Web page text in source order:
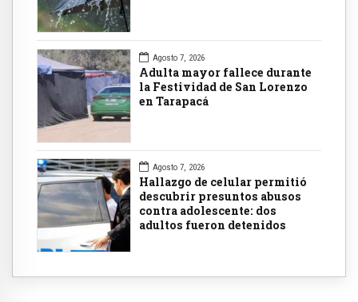
Agosto 7, 2026
Adulta mayor fallece durante
la Festividad de San Lorenzo
en Tarapacá
Agosto 7, 2026
Hallazgo de celular permitió
descubrir presuntos abusos
contra adolescente: dos
adultos fueron detenidos